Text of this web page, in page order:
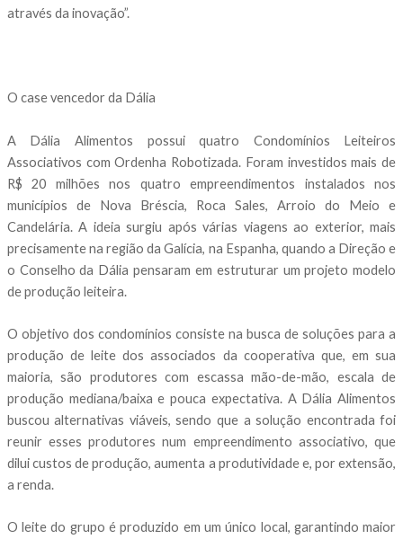
através da inovação”.
O case vencedor da Dália
A Dália Alimentos possui quatro Condomínios Leiteiros
Associativos com Ordenha Robotizada. Foram investidos mais de
R$ 20 milhões nos quatro empreendimentos instalados nos
municípios de Nova Bréscia, Roca Sales, Arroio do Meio e
Candelária. A ideia surgiu após várias viagens ao exterior, mais
precisamente na região da Galícia, na Espanha, quando a Direção e
o Conselho da Dália pensaram em estruturar um projeto modelo
de produção leiteira.
O objetivo dos condomínios consiste na busca de soluções para a
produção de leite dos associados da cooperativa que, em sua
maioria, são produtores com escassa mão-de-mão, escala de
produção mediana/baixa e pouca expectativa. A Dália Alimentos
buscou alternativas viáveis, sendo que a solução encontrada foi
reunir esses produtores num empreendimento associativo, que
dilui custos de produção, aumenta a produtividade e, por extensão,
a renda.
O leite do grupo é produzido em um único local, garantindo maior